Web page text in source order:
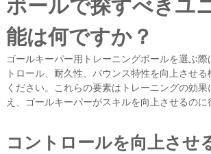
ボールで探すべきユ
能は何ですか？
ゴールキーパー用トレーニングボールを選ぶ
トロール、耐久性、バウンス特性を向上させ
ください。これらの要素はトレーニングの効
え、ゴールキーパーがスキルを向上させるのに
コントロールを向上させ